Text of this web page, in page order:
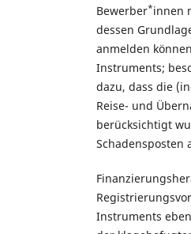
Bewerber*innen
dessen
anmelden
Instruments;
dazu, dass die
Reise- und
berücksichtigt
Schadensposten
Instruments